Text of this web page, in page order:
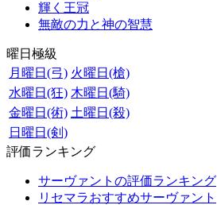
輝く王冠
無敵の力と神の智慧
曜日極級
月曜日(弓) 火曜日(槍)
水曜日(狂) 木曜日(騎)
金曜日(術) 土曜日(殺)
日曜日(剣)
評価ランキング
サーヴァントの評価ランキング
リセマラおすすめサーヴァント